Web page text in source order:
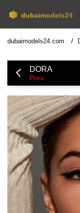
dubaimodels24.com
DORA
Prev